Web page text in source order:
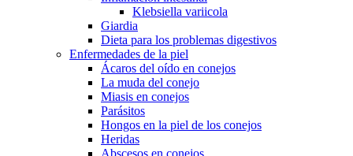
Klebsiella variicola
Giardia
Dieta para los problemas digestivos
Enfermedades de la piel
Ácaros del oído en conejos
La muda del conejo
Miasis en conejos
Parásitos
Hongos en la piel de los conejos
Heridas
Abscesos en conejos